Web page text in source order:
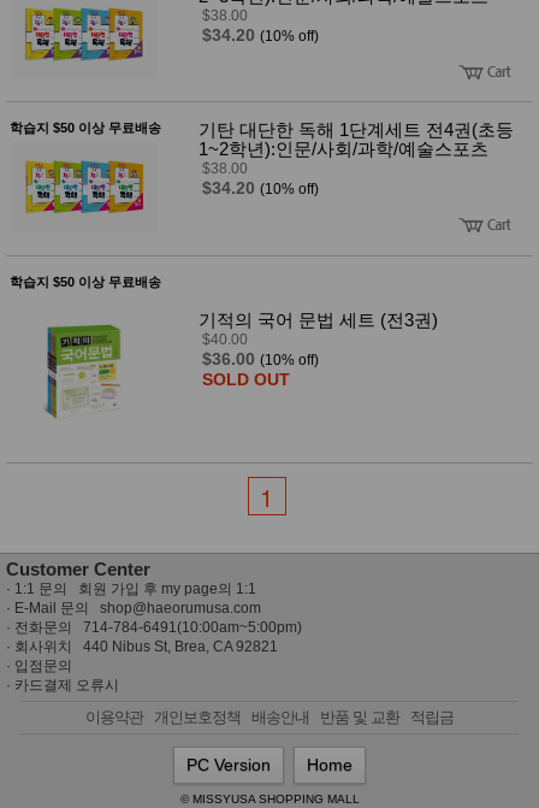
$38.00
$34.20 (10% off)
학습지 $50 이상 무료배송
기탄 대단한 독해 1단계세트 전4권(초등
1~2학년):인문/사회/과학/예술스포츠
$38.00
$34.20 (10% off)
학습지 $50 이상 무료배송
기적의 국어 문법 세트 (전3권)
$40.00
$36.00 (10% off)
SOLD OUT
1
Customer Center
· 1:1 문의 회원 가입 후 my page의 1:1
· E-Mail 문의 shop@haeorumusa.com
· 전화문의 714-784-6491(10:00am~5:00pm)
· 회사위치 440 Nibus St, Brea, CA 92821
· 입점문의
· 카드결제 오류시
이용약관 개인보호정책 배송안내 반품 및 교환 적립금
PC Version Home
© MISSYUSA SHOPPING MALL